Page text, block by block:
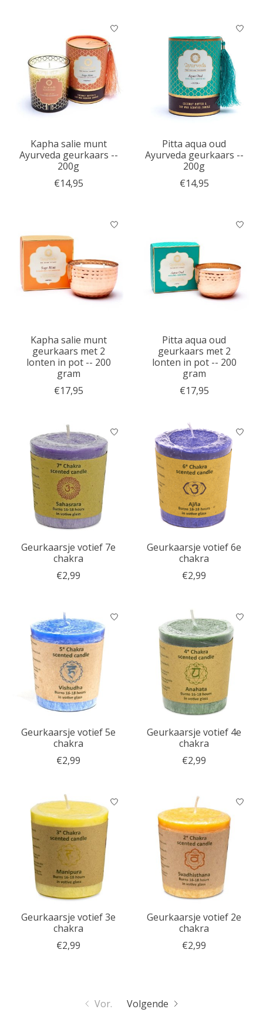
Kapha salie munt
Ayurveda geurkaars --
200g
€14,95
Pitta aqua oud
Ayurveda geurkaars --
200g
€14,95
Kapha salie munt
geurkaars met 2
lonten in pot -- 200
gram
€17,95
Pitta aqua oud
geurkaars met 2
lonten in pot -- 200
gram
€17,95
Geurkaarsje votief 7e
chakra
€2,99
Geurkaarsje votief 6e
chakra
€2,99
Geurkaarsje votief 5e
chakra
€2,99
Geurkaarsje votief 4e
chakra
€2,99
Geurkaarsje votief 3e
chakra
€2,99
Geurkaarsje votief 2e
chakra
€2,99
Vor. Volgende